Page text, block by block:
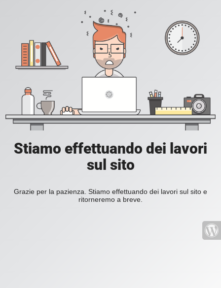
Stiamo effettuando dei lavori
sul sito
Grazie per la pazienza. Stiamo effettuando dei lavori sul sito e
ritorneremo a breve.